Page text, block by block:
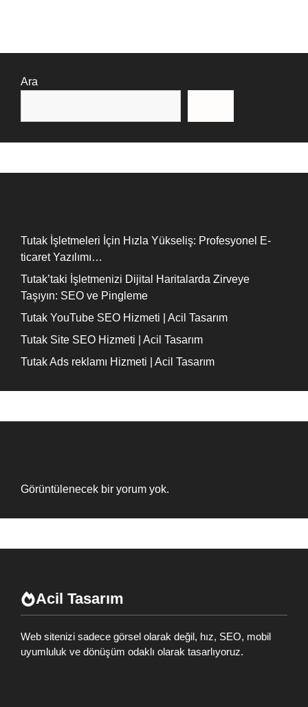
Ara
Tutak İşletmeleri İçin Hızla Yükseliş: Profesyonel E-
ticaret Yazılımı…
Tutak’taki İşletmenizi Dijital Haritalarda Zirveye
Taşıyın: SEO ve Pingleme
Tutak YouTube SEO Hizmeti | Acil Tasarım
Tutak Site SEO Hizmeti | Acil Tasarım
Tutak Ads reklamı Hizmeti | Acil Tasarım
Görüntülenecek bir yorum yok.
Acil Tasarım
Web sitenizi sadece görsel olarak değil, hız, SEO, mobil
uyumluluk ve dönüşüm odaklı olarak tasarlıyoruz.